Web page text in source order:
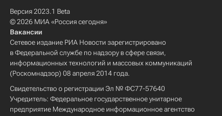
Версия 2023.1 Beta
© 2026 МИА «Россия сегодня»
Вакансии
Сетевое издание РИА Новости зарегистрировано
в Федеральной службе по надзору в сфере связи,
информационных технологий и массовых коммуникаций
(Роскомнадзор) 08 апреля 2014 года.
Свидетельство о регистрации Эл № ФС77-57640
Учредитель: Федеральное государственное унитарное
предприятие Международное информационное агентство